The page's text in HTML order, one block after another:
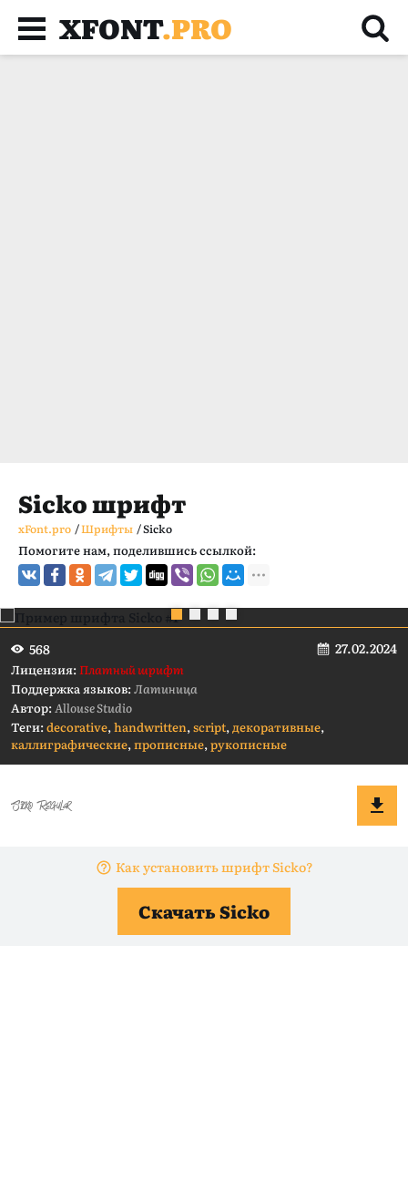
XFONT.PRO
Sicko шрифт
xFont.pro /Шрифты /Sicko
Помогите нам, поделившись ссылкой:
568 27.02.2024
Лицензия:Платный шрифт
Поддержка языков:Латиница
Автор:Allouse Studio
Теги:decorative,handwritten,script,декоративные,
каллиграфические,прописные,рукописные
Как установить шрифт Sicko?
Скачать Sicko